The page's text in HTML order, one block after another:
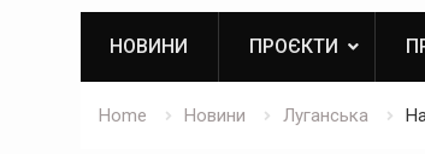
НОВИНИ ПРОЄКТИ
Home Новини Луганська